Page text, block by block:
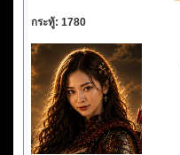
กระทู้: 1780